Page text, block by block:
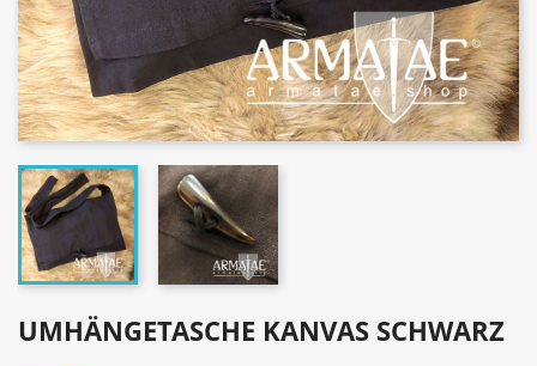
UMHÄNGETASCHE KANVAS SCHWARZ